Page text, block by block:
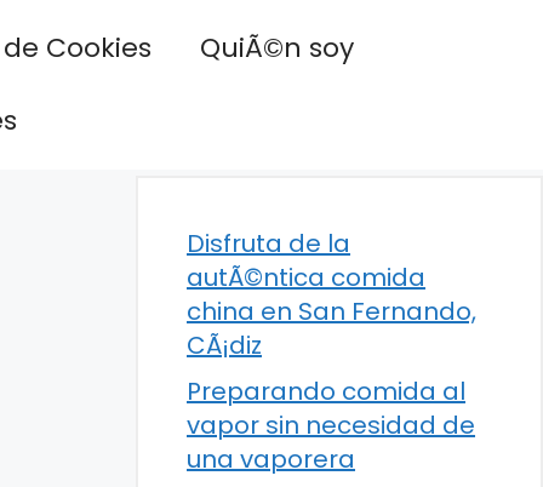
Cookies
QuiÃ©n soy
Disfruta de la
autÃ©ntica comida
china en San Fernando,
CÃ¡diz
Preparando comida al
vapor sin necesidad de
una vaporera